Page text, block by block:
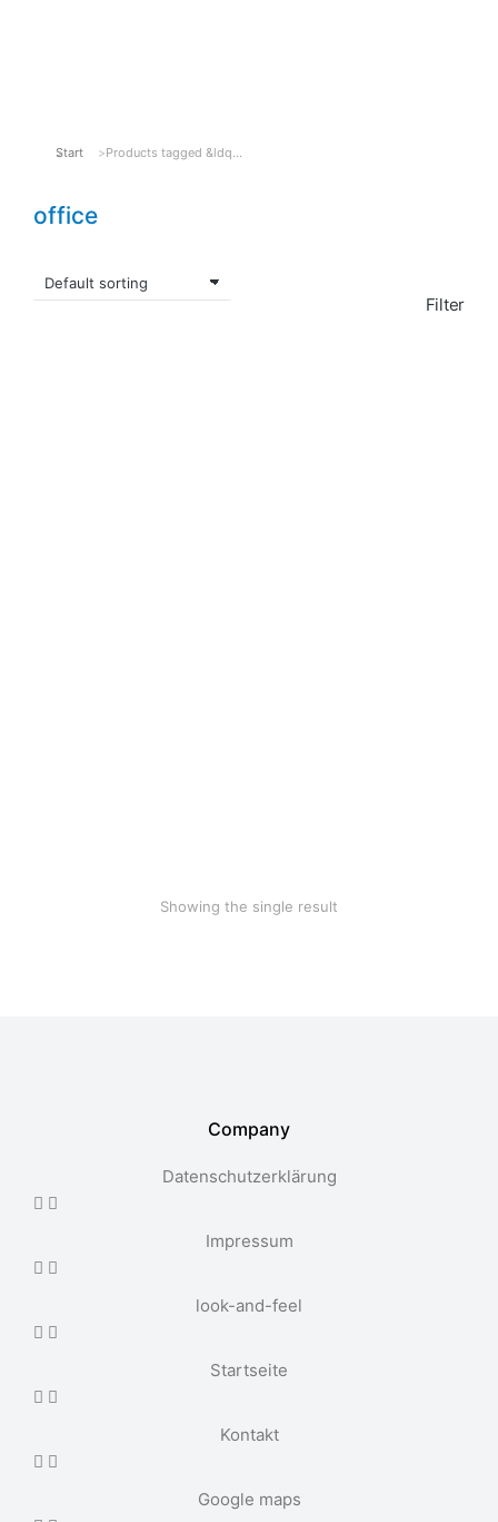
Sie befinden sich hier:
Start Products tagged &ldq…
office
Filter
Showing the single result
Company
Datenschutzerklärung
Impressum
look-and-feel
Startseite
Kontakt
Google maps